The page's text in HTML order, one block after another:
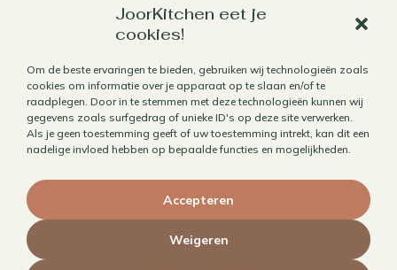
JoorKitchen eet je
cookies!
Om de beste ervaringen te bieden, gebruiken wij technologieën zoals
cookies om informatie over je apparaat op te slaan en/of te
raadplegen. Door in te stemmen met deze technologieën kunnen wij
gegevens zoals surfgedrag of unieke ID's op deze site verwerken.
Als je geen toestemming geeft of uw toestemming intrekt, kan dit een
nadelige invloed hebben op bepaalde functies en mogelijkheden.
Accepteren
Weigeren
Werk met mij samen
Horecafotografie
Receptontwikkeling
Brandingfotografie voor foodies
MAIN – Contentjaarabonnement